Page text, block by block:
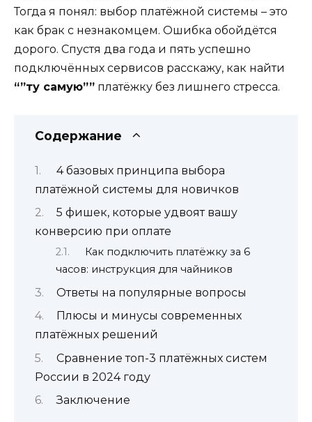
Тогда я понял: выбор платёжной системы – это
как брак с незнакомцем. Ошибка обойдётся
дорого. Спустя два года и пять успешно
подключённых сервисов расскажу, как найти
“”ту самую”” платёжку без лишнего стресса.
Содержание
4 базовых принципа выбора
платёжной системы для новичков
5 фишек, которые удвоят вашу
конверсию при оплате
Как подключить платёжку за 6
часов: инструкция для чайников
Ответы на популярные вопросы
Плюсы и минусы современных
платёжных решений
Сравнение топ-3 платёжных систем
России в 2024 году
Заключение